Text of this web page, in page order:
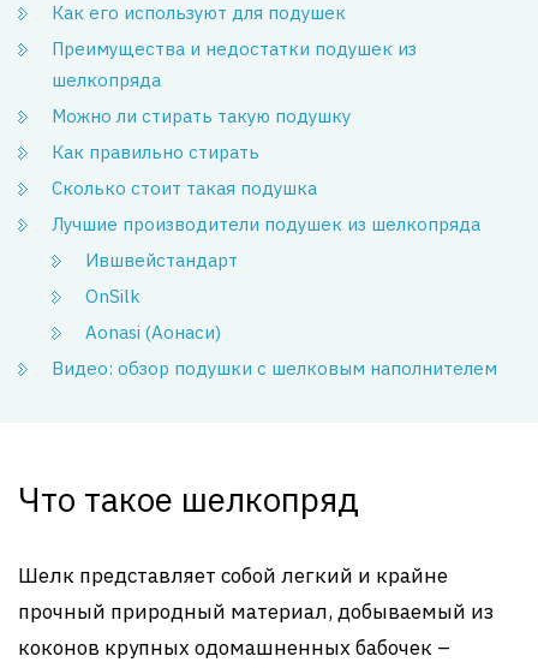
Как его используют для подушек
Преимущества и недостатки подушек из
шелкопряда
Можно ли стирать такую подушку
Как правильно стирать
Сколько стоит такая подушка
Лучшие производители подушек из шелкопряда
Ившвейстандарт
OnSilk
Aonasi (Аонаси)
Видео: обзор подушки с шелковым наполнителем
Что такое шелкопряд
Шелк представляет собой легкий и крайне
прочный природный материал, добываемый из
коконов крупных одомашненных бабочек –